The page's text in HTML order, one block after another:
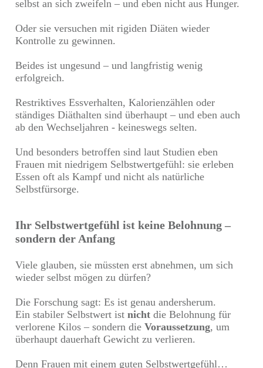
selbst an sich zweifeln – und eben nicht aus Hunger.
Oder sie versuchen mit rigiden Diäten wieder
Kontrolle zu gewinnen.
Beides ist ungesund – und langfristig wenig
erfolgreich.
Restriktives Essverhalten, Kalorienzählen oder
ständiges Diäthalten sind überhaupt – und eben auch
ab den Wechseljahren - keineswegs selten.
Und besonders betroffen sind laut Studien eben
Frauen mit niedrigem Selbstwertgefühl: sie erleben
Essen oft als Kampf und nicht als natürliche
Selbstfürsorge.
Ihr Selbstwertgefühl ist keine Belohnung –
sondern der Anfang
Viele glauben, sie müssten erst abnehmen, um sich
wieder selbst mögen zu dürfen?
Die Forschung sagt: Es ist genau andersherum.
Ein stabiler Selbstwert ist nicht die Belohnung für
verlorene Kilos – sondern die Voraussetzung, um
überhaupt dauerhaft Gewicht zu verlieren.
Denn Frauen mit einem guten Selbstwertgefühl…